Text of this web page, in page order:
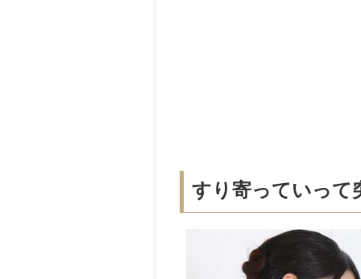
すり寄っていって